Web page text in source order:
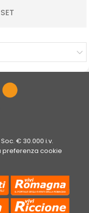
SET
€ 30.000 i.v.
preferenza cookie